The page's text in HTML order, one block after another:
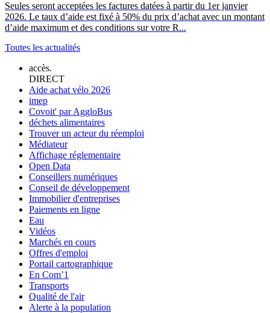
Seules seront acceptées les factures datées à partir du 1er janvier
2026. Le taux d’aide est fixé à 50% du prix d’achat avec un montant
d’aide maximum et des conditions sur votre R...
Toutes les actualités
accès.
DIRECT
Aide achat vélo 2026
imep
Covoit' par AggloBus
déchets alimentaires
Trouver un acteur du réemploi
Médiateur
Affichage réglementaire
Open Data
Conseillers numériques
Conseil de développement
Immobilier d'entreprises
Paiements en ligne
Eau
Vidéos
Marchés en cours
Offres d'emploi
Portail cartographique
En Com’1
Transports
Qualité de l'air
Alerte à la population